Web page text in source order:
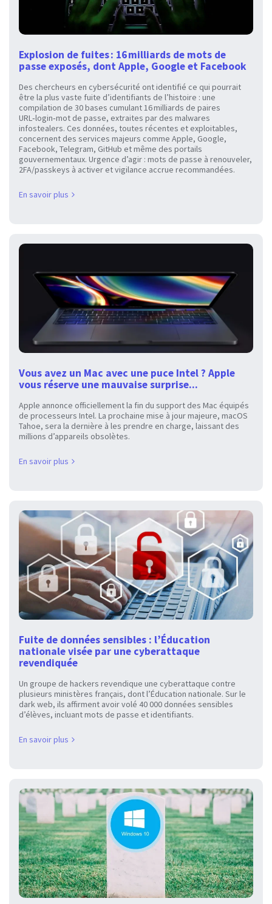
Explosion de fuites : 16 milliards de mots de
passe exposés, dont Apple, Google et Facebook
Des chercheurs en cybersécurité ont identifié ce qui pourrait
être la plus vaste fuite d’identifiants de l’histoire : une
compilation de 30 bases cumulant 16 milliards de paires
URL‑login‑mot de passe, extraites par des malwares
infostealers. Ces données, toutes récentes et exploitables,
concernent des services majeurs comme Apple, Google,
Facebook, Telegram, GitHub et même des portails
gouvernementaux. Urgence d’agir : mots de passe à renouveler,
2FA/passkeys à activer et vigilance accrue recommandées.
En savoir plus
Vous avez un Mac avec une puce Intel ? Apple
vous réserve une mauvaise surprise...
Apple annonce officiellement la fin du support des Mac équipés
de processeurs Intel. La prochaine mise à jour majeure, macOS
Tahoe, sera la dernière à les prendre en charge, laissant des
millions d’appareils obsolètes.
En savoir plus
Fuite de données sensibles : l’Éducation
nationale visée par une cyberattaque
revendiquée
Un groupe de hackers revendique une cyberattaque contre
plusieurs ministères français, dont l’Éducation nationale. Sur le
dark web, ils affirment avoir volé 40 000 données sensibles
d’élèves, incluant mots de passe et identifiants.
En savoir plus